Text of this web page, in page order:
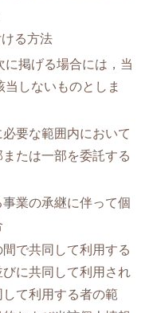
る方法
掲げる場合には，当
しないものとしま
要な範囲内において
たは一部を委託する
業の承継に伴って個
で共同して利用する
に共同して利用され
て利用する者の範